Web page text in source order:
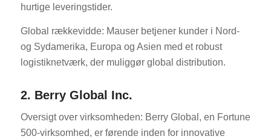
hurtige leveringstider.
Global rækkevidde: Mauser betjener kunder i Nord-
og Sydamerika, Europa og Asien med et robust
logistiknetværk, der muliggør global distribution.
2. Berry Global Inc.
Oversigt over virksomheden: Berry Global, en Fortune
500-virksomhed, er førende inden for innovative